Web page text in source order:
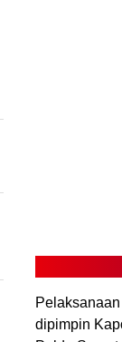
dipimpin